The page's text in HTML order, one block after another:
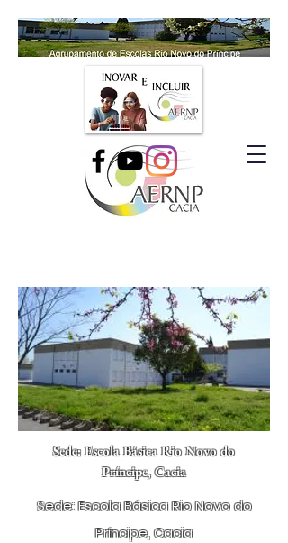
Sede: Escola Básica Rio Novo do
Príncipe, Cacia
Sede: Escola Básica Rio Novo do
Príncipe, Cacia